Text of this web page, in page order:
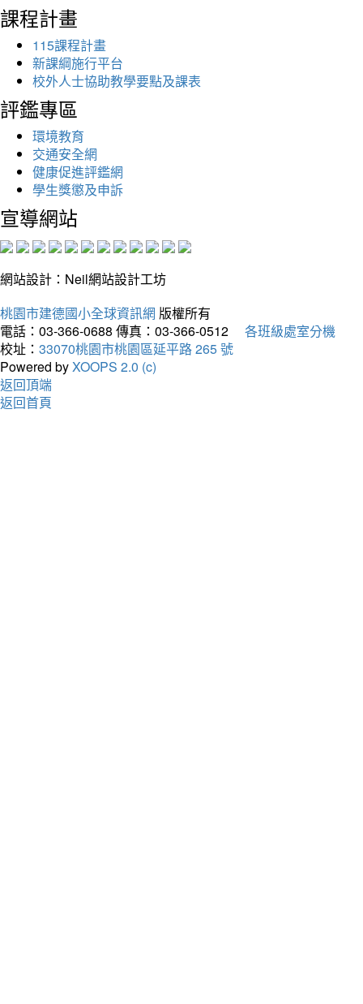
課程計畫
115課程計畫
新課綱施行平台
校外人士協助教學要點及課表
評鑑專區
環境教育
交通安全網
健康促進評鑑網
學生獎懲及申訴
宣導網站
網站設計：Neil網站設計工坊
桃園市建德國小全球資訊網 版權所有
電話：03-366-0688 傳真：03-366-0512
各班級處室分機
校址： 33070桃園市桃園區延平路 265 號
Powered byXOOPS 2.0 (c)
返回頂端
返回首頁